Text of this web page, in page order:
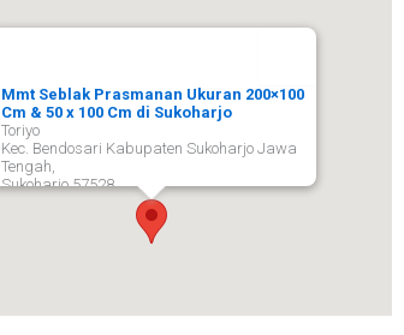
Mmt Seblak Prasmanan Ukuran 200×100
Cm & 50 x 100 Cm di Sukoharjo
Toriyo
Kec. Bendosari Kabupaten Sukoharjo Jawa
Tengah,
Sukoharjo 57528